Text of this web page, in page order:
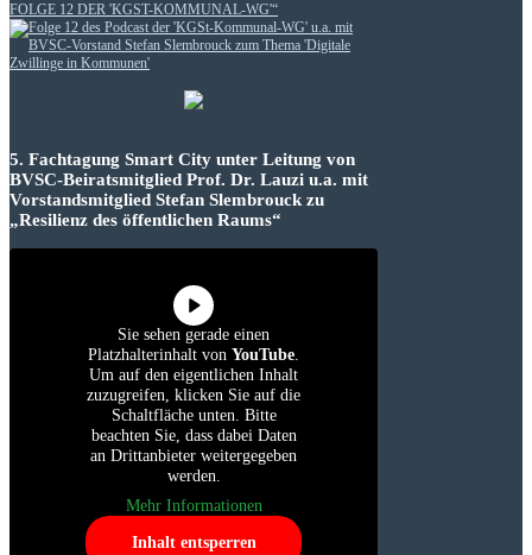
FOLGE 12 DER 'KGST-KOMMUNAL-WG'“
5. Fachtagung Smart City unter Leitung von
BVSC-Beiratsmitglied Prof. Dr. Lauzi u.a. mit
Vorstandsmitglied Stefan Slembrouck zu
„Resilienz des öffentlichen Raums“
Sie sehen gerade einen
Platzhalterinhalt von YouTube.
Um auf den eigentlichen Inhalt
zuzugreifen, klicken Sie auf die
Schaltfläche unten. Bitte
beachten Sie, dass dabei Daten
an Drittanbieter weitergegeben
werden.
Mehr Informationen
Inhalt entsperren